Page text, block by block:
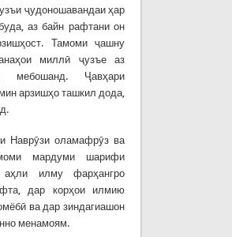
ҷудоношавандаи ҳар
аз байн рафтани он
Тамоми ҷашну
миллӣ ҷузъе аз
мебошанд. Ҷавҳари
арзишҳо ташкил дода,
Наврӯзи оламафрӯз ва
мардуми шарифи
аҳли илму фарҳангро
дар корҳои илмию
ва дар зиндагиашон
менамоям.